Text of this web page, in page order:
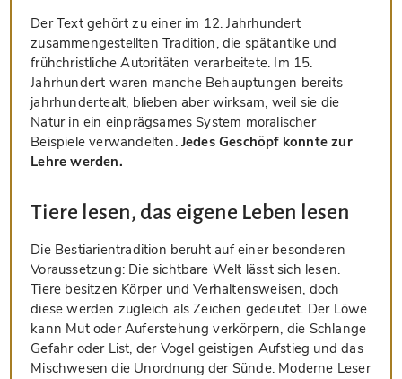
Der Text gehört zu einer im 12. Jahrhundert
zusammengestellten Tradition, die spätantike und
frühchristliche Autoritäten verarbeitete. Im 15.
Jahrhundert waren manche Behauptungen bereits
jahrhundertealt, blieben aber wirksam, weil sie die
Natur in ein einprägsames System moralischer
Beispiele verwandelten. Jedes Geschöpf konnte zur
Lehre werden.
Tiere lesen, das eigene Leben lesen
Die Bestiarientradition beruht auf einer besonderen
Voraussetzung: Die sichtbare Welt lässt sich lesen.
Tiere besitzen Körper und Verhaltensweisen, doch
diese werden zugleich als Zeichen gedeutet. Der Löwe
kann Mut oder Auferstehung verkörpern, die Schlange
Gefahr oder List, der Vogel geistigen Aufstieg und das
Mischwesen die Unordnung der Sünde. Moderne Leser